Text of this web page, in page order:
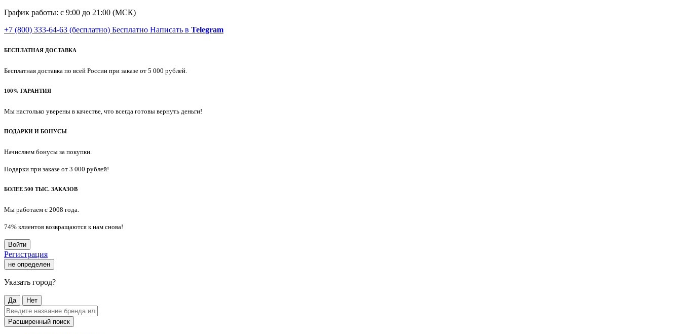
График работы: с 9:00 до 21:00 (МСК)
+7 (800) 333-64-63 (бесплатно) Бесплатно Написать в Telegram
БЕСПЛАТНАЯ ДОСТАВКА
Бесплатная доставка по всей России при заказе от 5 000 рублей.
100% ГАРАНТИЯ
Мы настолько уверены в качестве, что всегда готовы вернуть деньги!
ПОДАРКИ И БОНУСЫ
Начисляем бонусы за покупки.
Подарки при заказе от 3 000 рублей!
БОЛЕЕ 500 ТЫС. ЗАКАЗОВ
Мы работаем с 2008 года.
74% клиентов возвращаются к нам снова!
Войти
Регистрация
не определен
Указать город?
Да Нет
Расширенный поиск